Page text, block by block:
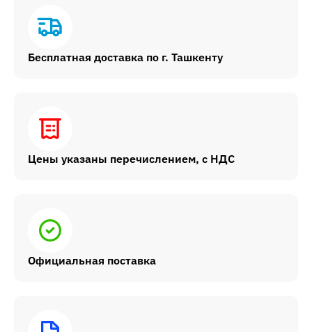
Бесплатная доставка по г. Ташкенту
Цены указаны перечислением, с НДС
Официальная поставка